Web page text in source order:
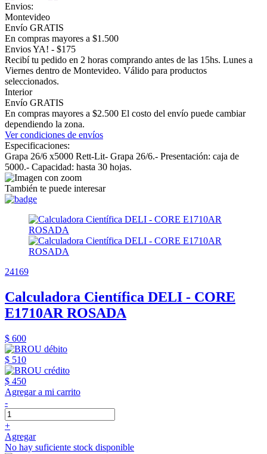
Envios:
Montevideo
Envío GRATIS
En compras mayores a $1.500
Envios YA! - $175
Recibí tu pedido en 2 horas comprando antes de las 15hs. Lunes a
Viernes dentro de Montevideo. Válido para productos
seleccionados.
Interior
Envío GRATIS
En compras mayores a $2.500 El costo del envío puede cambiar
dependiendo la zona.
Ver condiciones de envíos
Especificaciones:
Grapa 26/6 x5000 Rett-Lit- Grapa 26/6.- Presentación: caja de
5000.- Capacidad: hasta 30 hojas.
También te puede interesar
24169
Calculadora Científica DELI - CORE
E1710AR ROSADA
$ 600
$ 510
$ 450
Agregar a mi carrito
-
+
Agregar
No hay suficiente stock disponible